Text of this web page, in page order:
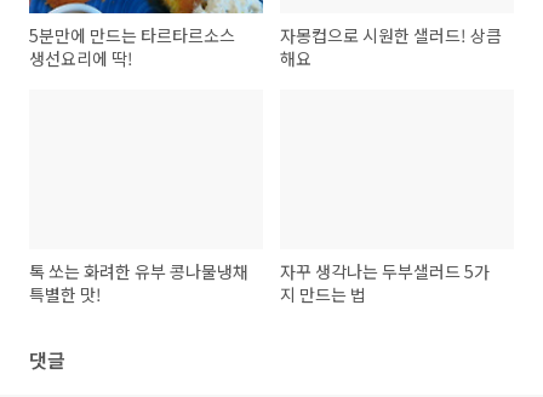
5분만에 만드는 타르타르소스
생선요리에 딱!
자몽컵으로 시원한 샐러드! 상큼
해요
톡 쏘는 화려한 유부 콩나물냉채
특별한 맛!
자꾸 생각나는 두부샐러드 5가
지 만드는 법
댓글